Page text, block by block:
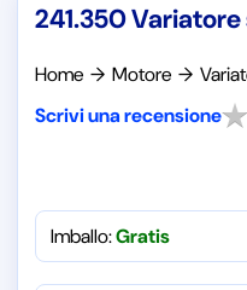
241.350
Home → Motore →
Scrivi una recensione
Imballo:Gratis